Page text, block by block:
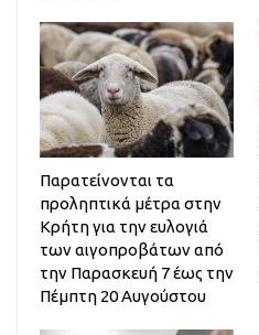
Παρατείνονται τα
προληπτικά μέτρα στην
Κρήτη για την ευλογιά
των αιγοπροβάτων από
την Παρασκευή 7 έως την
Πέμπτη 20 Αυγούστου